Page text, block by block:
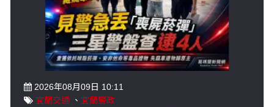
2026年08月09日 10:11
宜蘭交通 、 宜蘭警政